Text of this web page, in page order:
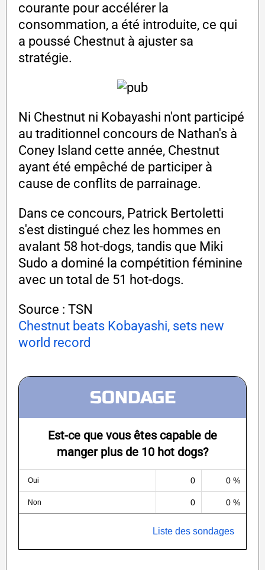
courante pour accélérer la
consommation, a été introduite, ce qui
a poussé Chestnut à ajuster sa
stratégie.
Ni Chestnut ni Kobayashi n'ont participé
au traditionnel concours de Nathan's à
Coney Island cette année, Chestnut
ayant été empêché de participer à
cause de conflits de parrainage.
Dans ce concours, Patrick Bertoletti
s'est distingué chez les hommes en
avalant 58 hot-dogs, tandis que Miki
Sudo a dominé la compétition féminine
avec un total de 51 hot-dogs.
Source : TSN
Chestnut beats Kobayashi, sets new
world record
SONDAGE
Est-ce que vous êtes capable de
manger plus de 10 hot dogs?
Oui 0 0 %
Non 0 0 %
Liste des sondages